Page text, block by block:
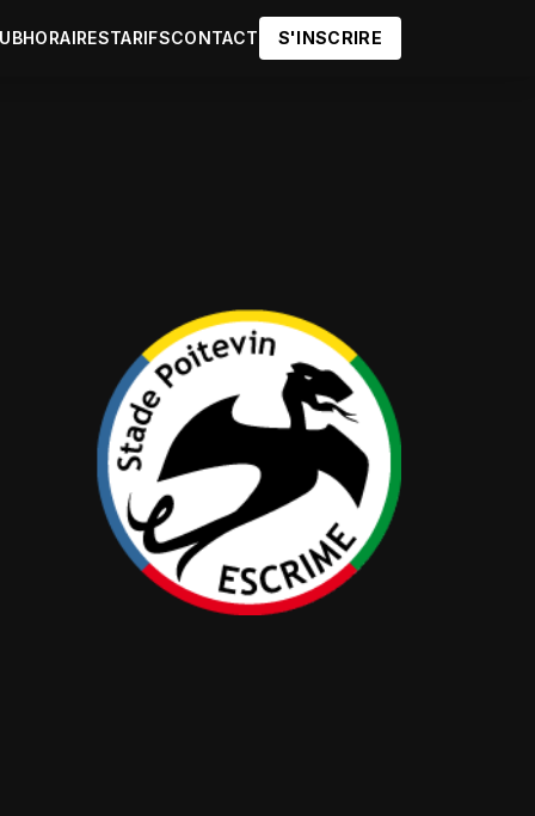
HORAIRESTARIFSCONTACT S'INSCRIRE